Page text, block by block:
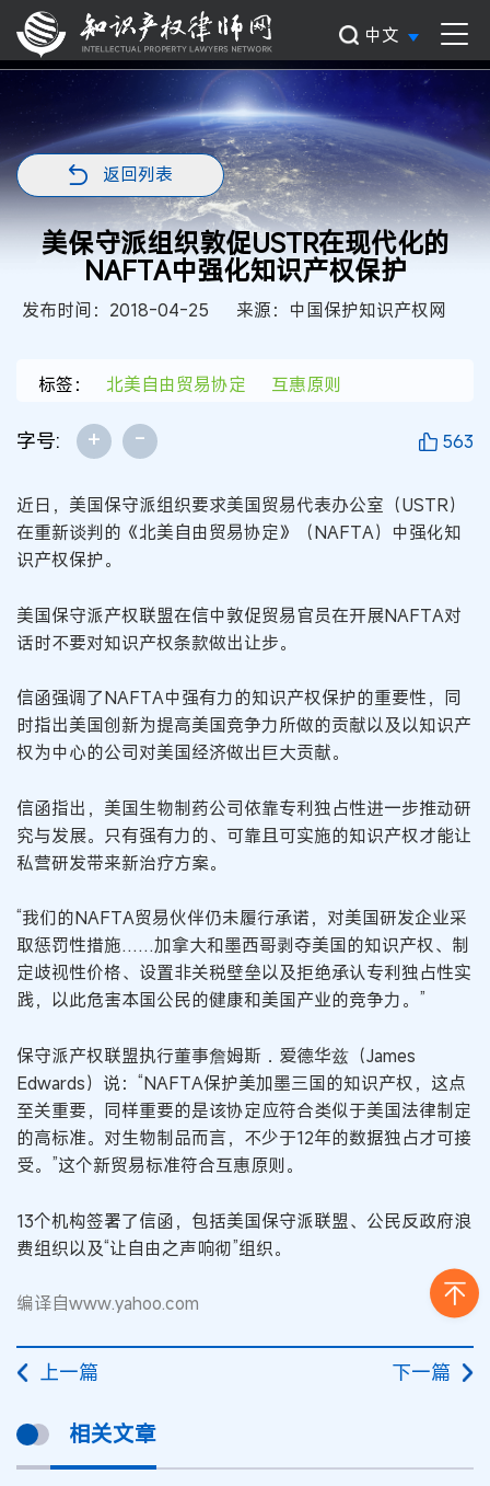
中文
返回列表
美保守派组织敦促USTR在现代化的
NAFTA中强化知识产权保护
发布时间：2018-04-25 来源：中国保护知识产权网
标签： 北美自由贸易协定 互惠原则
字号: + - 563
近日，美国保守派组织要求美国贸易代表办公室（USTR）
在重新谈判的《北美自由贸易协定》（NAFTA）中强化知
识产权保护。
美国保守派产权联盟在信中敦促贸易官员在开展NAFTA对
话时不要对知识产权条款做出让步。
信函强调了NAFTA中强有力的知识产权保护的重要性，同
时指出美国创新为提高美国竞争力所做的贡献以及以知识产
权为中心的公司对美国经济做出巨大贡献。
信函指出，美国生物制药公司依靠专利独占性进一步推动研
究与发展。只有强有力的、可靠且可实施的知识产权才能让
私营研发带来新治疗方案。
“我们的NAFTA贸易伙伴仍未履行承诺，对美国研发企业采
取惩罚性措施……加拿大和墨西哥剥夺美国的知识产权、制
定歧视性价格、设置非关税壁垒以及拒绝承认专利独占性实
践，以此危害本国公民的健康和美国产业的竞争力。”
保守派产权联盟执行董事詹姆斯．爱德华兹（James
Edwards）说：“NAFTA保护美加墨三国的知识产权，这点
至关重要，同样重要的是该协定应符合类似于美国法律制定
的高标准。对生物制品而言，不少于12年的数据独占才可接
受。”这个新贸易标准符合互惠原则。
13个机构签署了信函，包括美国保守派联盟、公民反政府浪
费组织以及“让自由之声响彻”组织。
编译自www.yahoo.com
上一篇 下一篇
相关文章